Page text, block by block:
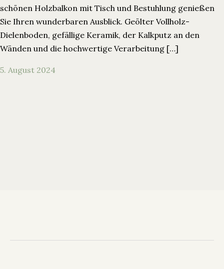
schönen Holzbalkon mit Tisch und Bestuhlung genießen
Sie Ihren wunderbaren Ausblick. Geölter Vollholz-
Dielenboden, gefällige Keramik, der Kalkputz an den
Wänden und die hochwertige Verarbeitung […]
5. August 2024